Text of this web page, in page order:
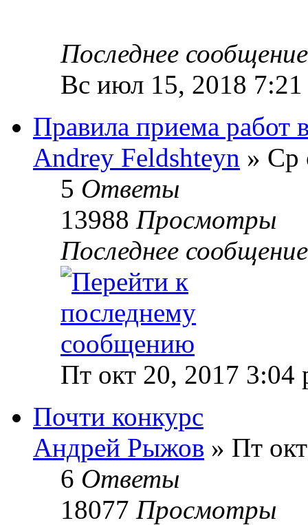
Последнее
Вс июл 15, 2018 7:21
Правила приема работ
Andrey Feldshteyn » Ср
5 Ответы
13988 Просмотры
Последнее
Пт окт 20, 2017 3:04
Почти конкурс
Андрей Рыжов » Пт
6 Ответы
18077 Просмотры